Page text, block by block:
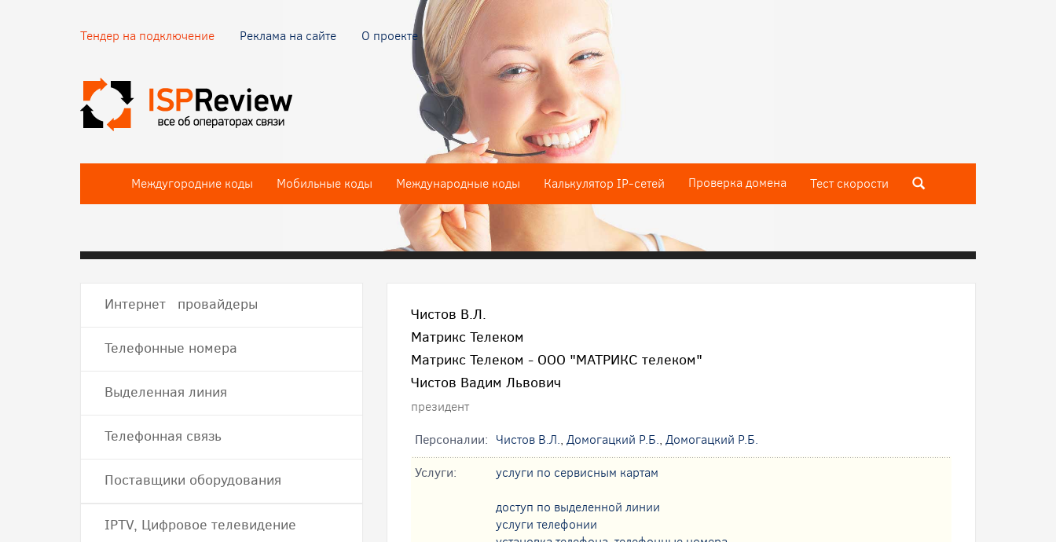
Тендер на подключение Реклама на сайте О проекте
Междугородние коды Мобильные коды Международные коды Калькулятор IP-сетей Проверка домена Тест скороcти
Чистов В.Л.
Матрикс Телеком
Матрикс Телеком - ООО "МАТРИКС телеком"
Чистов Вадим Львович
президент
Персоналии: Чистов В.Л., Домогацкий Р.Б., Домогацкий Р.Б.
Услуги:
услуги по сервисным картам
доступ по выделенной линии
услуги телефонии
Интернет провайдеры
Телефонные номера
Выделенная линия
Телефонная связь
Поставщики оборудования
IPTV, Цифровое телевидение